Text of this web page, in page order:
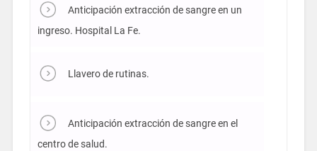
Anticipación extracción de sangre en un
ingreso. Hospital La Fe.
Llavero de rutinas.
Anticipación extracción de sangre en el
centro de salud.